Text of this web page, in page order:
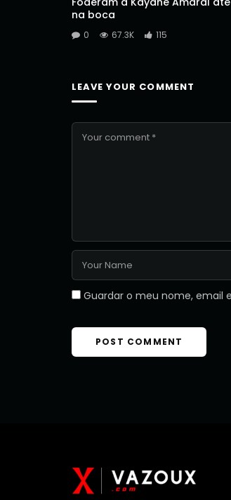
na boca
0 67.3K 115
LEAVE YOUR COMMENT
Guardar o meu nome, email